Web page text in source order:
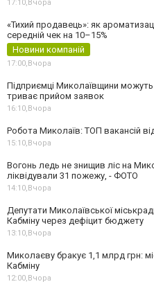
17:10, Вчора
«Тихий продавець»: як
середній чек на 10–15%
Новини компаній
17:00, Вчора
Підприємці Миколаївщини
триває прийом заявок
16:10, Вчора
Робота Миколаїв: ТОП вакансій
15:10, Вчора
Вогонь ледь не знищив ліс на
ліквідували 31 пожежу, - ФОТО
14:10, Вчора
Депутати Миколаївської
Кабміну через дефіцит бюджету
13:10, Вчора
Миколаєву бракує 1,1 млрд грн:
Кабміну
12:00, Вчора